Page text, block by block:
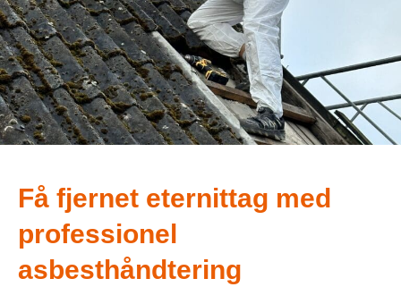
Få fjernet eternittag med
professionel
asbesthåndtering